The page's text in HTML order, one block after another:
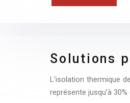
Solutions
L’isolation thermique
représente jusqu’à